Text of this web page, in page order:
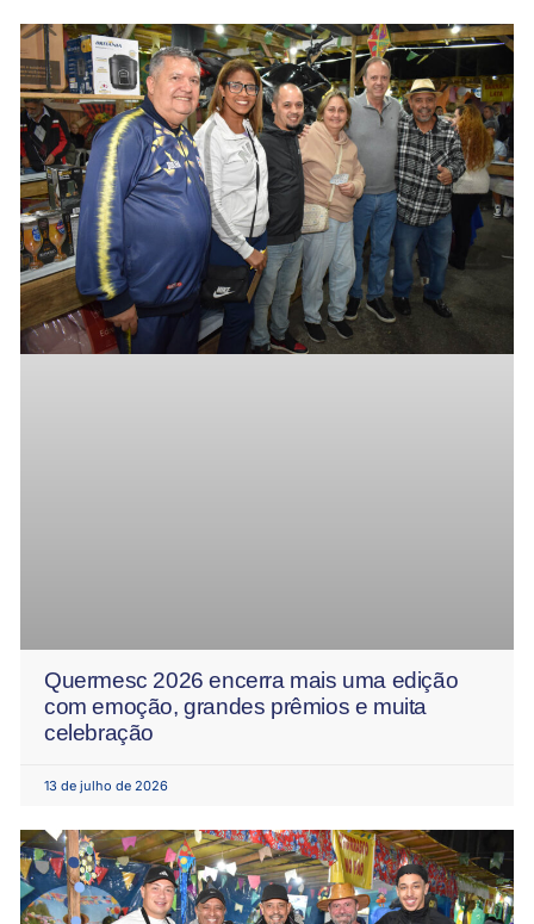
Quermesc 2026 encerra mais uma edição
com emoção, grandes prêmios e muita
celebração
13 de julho de 2026